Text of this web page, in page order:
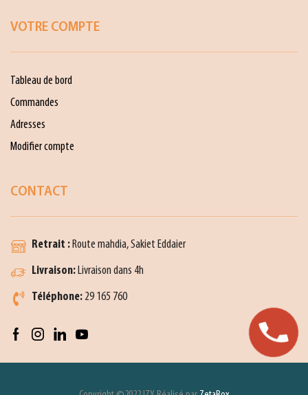
VOTRE COMPTE
Tableau de bord
Commandes
Adresses
Modifier compte
CONTACT
Retrait : Route mahdia, Sakiet Eddaier
Livraison: Livraison dans 4h
Téléphone: 29 165 760